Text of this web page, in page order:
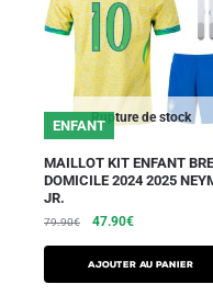
Rupture de stock
ENFANT
MAILLOT KIT ENFANT
DOMICILE 2024 2025
JR.
79.90€ 47.90€
AJOUTER AU PANIER